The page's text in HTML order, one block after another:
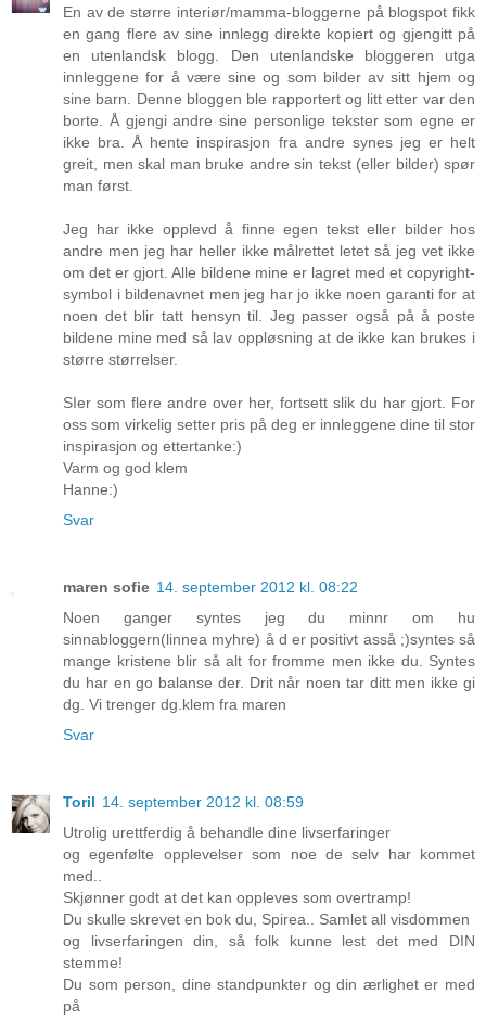
En av de større interiør/mamma-bloggerne på blogspot fikk
en gang flere av sine innlegg direkte kopiert og gjengitt på
en utenlandsk blogg. Den utenlandske bloggeren utga
innleggene for å være sine og som bilder av sitt hjem og
sine barn. Denne bloggen ble rapportert og litt etter var den
borte. Å gjengi andre sine personlige tekster som egne er
ikke bra. Å hente inspirasjon fra andre synes jeg er helt
greit, men skal man bruke andre sin tekst (eller bilder) spør
man først.
Jeg har ikke opplevd å finne egen tekst eller bilder hos
andre men jeg har heller ikke målrettet letet så jeg vet ikke
om det er gjort. Alle bildene mine er lagret med et copyright-
symbol i bildenavnet men jeg har jo ikke noen garanti for at
noen det blir tatt hensyn til. Jeg passer også på å poste
bildene mine med så lav oppløsning at de ikke kan brukes i
større størrelser.
SIer som flere andre over her, fortsett slik du har gjort. For
oss som virkelig setter pris på deg er innleggene dine til stor
inspirasjon og ettertanke:)
Varm og god klem
Hanne:)
Svar
maren sofie 14. september 2012 kl. 08:22
Noen ganger syntes jeg du minnr om hu
sinnabloggern(linnea myhre) å d er positivt asså ;)syntes så
mange kristene blir så alt for fromme men ikke du. Syntes
du har en go balanse der. Drit når noen tar ditt men ikke gi
dg. Vi trenger dg.klem fra maren
Svar
Toril 14. september 2012 kl. 08:59
Utrolig urettferdig å behandle dine livserfaringer
og egenfølte opplevelser som noe de selv har kommet
med..
Skjønner godt at det kan oppleves som overtramp!
Du skulle skrevet en bok du, Spirea.. Samlet all visdommen
og livserfaringen din, så folk kunne lest det med DIN
stemme!
Du som person, dine standpunkter og din ærlighet er med
på